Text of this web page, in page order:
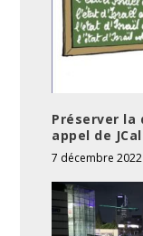
Préserver la
appel de
7 décembre 2022